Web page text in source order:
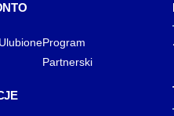
UlubioneProgram
Partnerski